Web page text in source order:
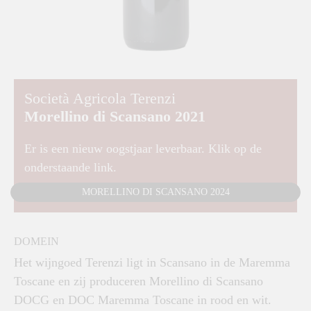
Società Agricola Terenzi
Morellino di Scansano 2021
Er is een nieuw oogstjaar leverbaar. Klik op de
onderstaande link.
MORELLINO DI SCANSANO 2024
DOMEIN
Het wijngoed Terenzi ligt in Scansano in de Maremma
Toscane en zij produceren Morellino di Scansano
DOCG en DOC Maremma Toscane in rood en wit.